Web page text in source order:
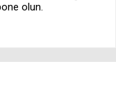
olun.